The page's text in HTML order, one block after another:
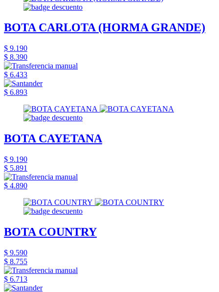
BOTA CARLOTA (HORMA GRANDE)
$ 9.190
$ 8.390
$ 6.433
$ 6.893
BOTA CAYETANA
$ 9.190
$ 5.891
$ 4.890
BOTA COUNTRY
$ 9.590
$ 8.755
$ 6.713